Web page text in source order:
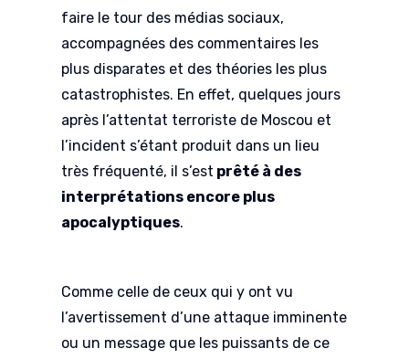
faire le tour des médias sociaux,
accompagnées des commentaires les
plus disparates et des théories les plus
catastrophistes. En effet, quelques jours
après l’attentat terroriste de Moscou et
l’incident s’étant produit dans un lieu
très fréquenté, il s’est prêté à des
interprétations encore plus
apocalyptiques.
Comme celle de ceux qui y ont vu
l’avertissement d’une attaque imminente
ou un message que les puissants de ce